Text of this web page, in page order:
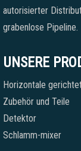
autorisierter
grabenlose Pipeline.
UNSERE
Horizontale
Zubehör und Teile
Detektor
Schlamm-mixer